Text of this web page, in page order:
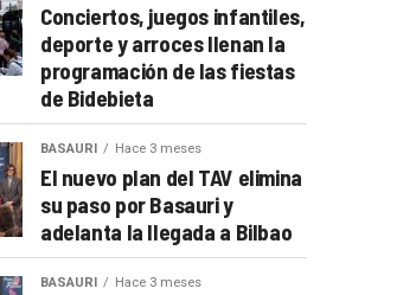
Conciertos, juegos infantiles,
deporte y arroces llenan la
programación de las fiestas
de Bidebieta
BASAURI Hace 3 meses
El nuevo plan del TAV elimina
su paso por Basauri y
adelanta la llegada a Bilbao
BASAURI Hace 3 meses